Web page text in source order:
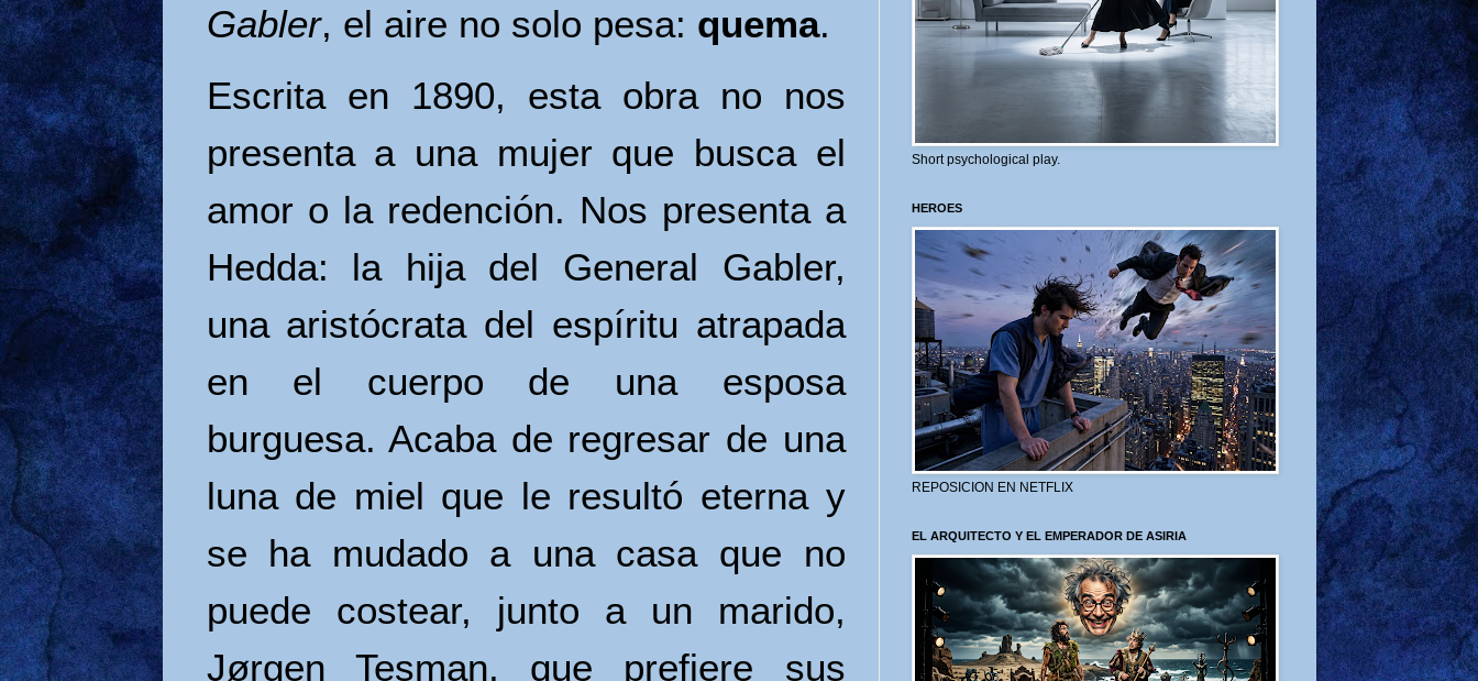
Gabler, el aire no solo pesa: quema.
Escrita en 1890, esta obra no nos
presenta a una mujer que busca el
amor o la redención. Nos presenta a
Hedda: la hija del General Gabler,
una aristócrata del espíritu atrapada
en el cuerpo de una esposa
burguesa. Acaba de regresar de una
luna de miel que le resultó eterna y
se ha mudado a una casa que no
puede costear, junto a un marido,
Jørgen Tesman, que prefiere sus
Short psychological play.
HEROES
REPOSICION EN NETFLIX
EL ARQUITECTO Y EL EMPERADOR DE ASIRIA